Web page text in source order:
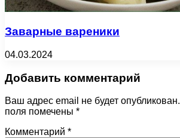
Заварные вареники
04.03.2024
Добавить комментарий
Ваш адрес email не будет опубликован.
поля помечены *
Комментарий *